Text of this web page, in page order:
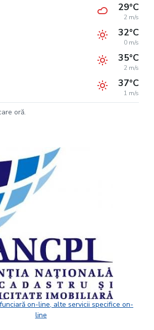
29°C
2 m/s
32°C
0 m/s
35°C
2 m/s
37°C
1 m/s
oră.
on-line, alte servicii specifice on-
line